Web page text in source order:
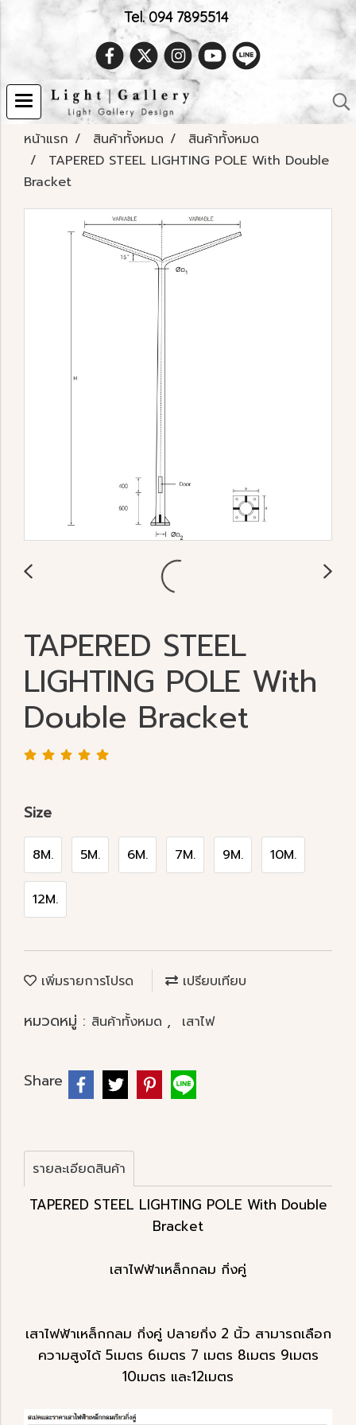
Tel. 094 7895514
หน้าแรก สินค้าทั้งหมด
สินค้าทั้งหมด
TAPERED STEEL LIGHTING POLE With Double
Bracket
TAPERED STEEL
LIGHTING POLE With
Double Bracket
Size
8M. 5M. 6M. 7M. 9M. 10M.
12M.
เพิ่มรายการโปรด เปรียบเทียบ
หมวดหมู่ : สินค้าทั้งหมด , เสาไฟ
Share
รายละเอียดสินค้า
TAPERED STEEL LIGHTING POLE With Double
Bracket
เสาไฟฟ้าเหล็กกลม กิ่งคู่
เสาไฟฟ้าเหล็กกลม กิ่งคู่ ปลายกิ่ง 2 นิ้ว สามารถเลือก
ความสูงได้ 5เมตร 6เมตร 7 เมตร 8เมตร 9เมตร
10เมตร และ12เมตร